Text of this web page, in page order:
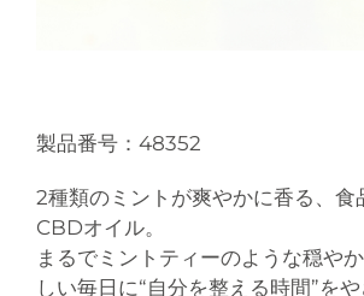
製品番号：48352
2種類のミントが爽やかに香る、食
CBDオイル。
まるでミントティーのような穏や
しい毎日に“自分を整える時間”を